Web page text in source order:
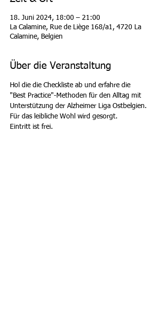
18. Juni 2024, 18:00 – 21:00
La Calamine, Rue de Liège 168/a1, 4720 La
Calamine, Belgien
Über die Veranstaltung
Hol die die Checkliste ab und erfahre die
"Best Practice"-Methoden für den Alltag mit
Unterstützung der Alzheimer Liga Ostbelgien.
Für das leibliche Wohl wird gesorgt.
Eintritt ist frei.